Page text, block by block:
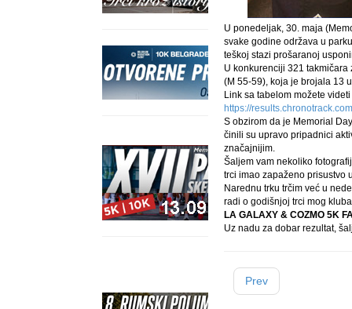
U ponedeljak, 30. maja
svake godine održava u
teškoj stazi prošaranoj
U konkurenciji 321
(M 55-59), koja je brojala 13
Link sa tabelom možete
https://
S obzirom da je Memorial
činili su upravo pripadnici
značajnijim.
Šaljem vam nekoliko
trci imao zapaženo prisustvo
Narednu trku trčim već u
radi o godišnjoj trci mog
LA GALAXY & COZMO 5K
Uz nadu za dobar rezultat,
Prev